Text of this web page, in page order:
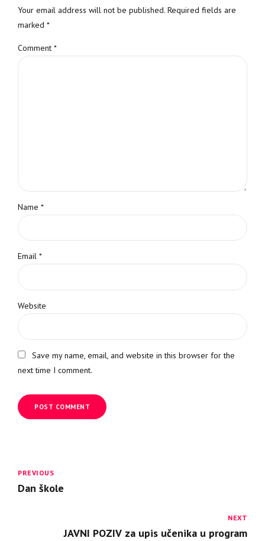
Your email address will not be published. Required fields are
marked *
Comment *
Name *
Email *
Website
Save my name, email, and website in this browser for the
next time I comment.
POST COMMENT
PREVIOUS
Dan škole
NEXT
JAVNI POZIV za upis učenika u program